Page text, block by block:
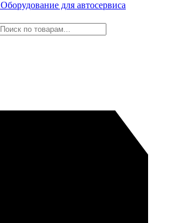
Оборудование для автосервиса